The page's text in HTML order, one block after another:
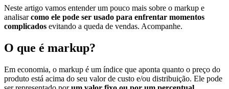
Neste artigo vamos entender um pouco mais sobre o markup e
analisarcomo ele pode ser usado para enfrentar momentos
complicados evitando a queda de vendas. Acompanhe.
O que é markup?
Em economia, o markup é um índice que aponta quanto o preço do
produto está acima do seu valor de custo e/ou distribuição. Ele pode